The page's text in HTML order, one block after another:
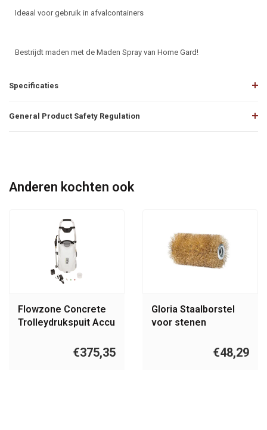
Ideaal voor gebruik in afvalcontainers
Bestrijdt maden met de Maden Spray van Home Gard!
Specificaties
General Product Safety Regulation
Anderen kochten ook
Flowzone Concrete
Trolleydrukspuit Accu
€375,35
Gloria Staalborstel
voor stenen
€48,29